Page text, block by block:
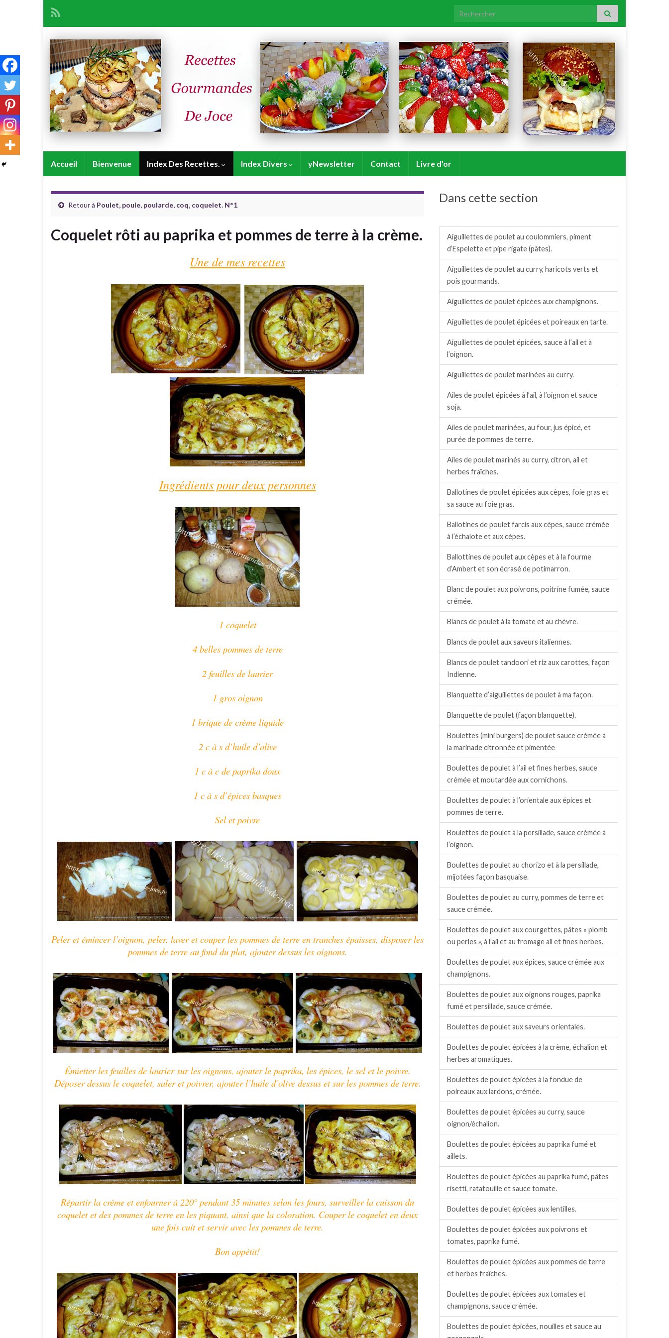
Search for:
Accueil Bienvenue Index Des Recettes. Index Divers yNewsletter Contact Livre d’or
Retour à Poulet, poule, poularde, coq, coquelet. N°1
Coquelet rôti au paprika et pommes de terre à la crème.
Une de mes recettes
Ingrédients pour deux personnes
1 coquelet
4 belles pommes de terre
2 feuilles de laurier
1 gros oignon
1 brique de crème liquide
2 c à s d’huile d’olive
1 c à c de paprika doux
1 c à s d’épices basques
Sel et poivre
Peler et émincer l’oignon, peler, laver et couper les pommes de terre en tranches épaisses, disposer les
pommes de terre au fond du plat, ajouter dessus les oignons.
Émietter les feuilles de laurier sur les oignons, ajouter le paprika, les épices, le sel et le poivre.
Déposer dessus le coquelet, saler et poivrer, ajouter l’huile d’olive dessus et sur les pommes de terre.
Répartir la crème et enfourner à 220° pendant 35 minutes selon les fours, surveiller la cuisson du
coquelet et des pommes de terre en les piquant, ainsi que la coloration. Couper le coquelet en deux
une fois cuit et servir avec les pommes de terre.
Bon appétit!
Dans cette section
Aiguillettes de poulet au coulommiers, piment
d’Espelette et pipe rigate (pâtes).
Aiguillettes de poulet au curry, haricots verts et
pois gourmands.
Aiguillettes de poulet épicées aux champignons.
Aiguillettes de poulet épicées et poireaux en tarte.
Aiguillettes de poulet épicées, sauce à l’ail et à
l’oignon.
Aiguillettes de poulet marinées au curry.
Ailes de poulet épicées à l’ail, à l’oignon et sauce
soja.
Ailes de poulet marinées, au four, jus épicé, et
purée de pommes de terre.
Ailes de poulet marinés au curry, citron, ail et
herbes fraîches.
Ballotines de poulet épicées aux cèpes, foie gras et
sa sauce au foie gras.
Ballotines de poulet farcis aux cèpes, sauce crémée
à l’échalote et aux cèpes.
Ballottines de poulet aux cèpes et à la fourme
d’Ambert et son écrasé de potimarron.
Blanc de poulet aux poivrons, poitrine fumée, sauce
crémée.
Blancs de poulet à la tomate et au chèvre.
Blancs de poulet aux saveurs italiennes.
Blancs de poulet tandoori et riz aux carottes, façon
Indienne.
Blanquette d’aiguillettes de poulet à ma façon.
Blanquette de poulet (façon blanquette).
Boulettes (mini burgers) de poulet sauce crémée à
la marinade citronnée et pimentée
Boulettes de poulet à l’ail et fines herbes, sauce
crémée et moutardée aux cornichons.
Boulettes de poulet à l’orientale aux épices et
pommes de terre.
Boulettes de poulet à la persillade, sauce crémée à
l’oignon.
Boulettes de poulet au chorizo et à la persillade,
mijotées façon basquaise.
Boulettes de poulet au curry, pommes de terre et
sauce crémée.
Boulettes de poulet aux courgettes, pâtes « plomb
ou perles », à l’ail et au fromage ail et fines herbes.
Boulettes de poulet aux épices, sauce crémée aux
champignons.
Boulettes de poulet aux oignons rouges, paprika
fumé et persillade, sauce crémée.
Boulettes de poulet aux saveurs orientales.
Boulettes de poulet épicées à la crème, échalion et
herbes aromatiques.
Boulettes de poulet épicées à la fondue de
poireaux aux lardons, crémée.
Boulettes de poulet épicées au curry, sauce
oignon/échalion.
Boulettes de poulet épicées au paprika fumé et
aillets.
Boulettes de poulet épicées au paprika fumé, pâtes
risetti, ratatouille et sauce tomate.
Boulettes de poulet épicées aux lentilles.
Boulettes de poulet épicées aux poivrons et
tomates, paprika fumé.
Boulettes de poulet épicées aux pommes de terre
et herbes fraîches.
Boulettes de poulet épicées aux tomates et
champignons, sauce crémée.
Boulettes de poulet épicées, nouilles et sauce au